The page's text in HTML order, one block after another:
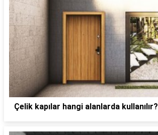
Çelik kapılar hangi alanlarda kullanılır?